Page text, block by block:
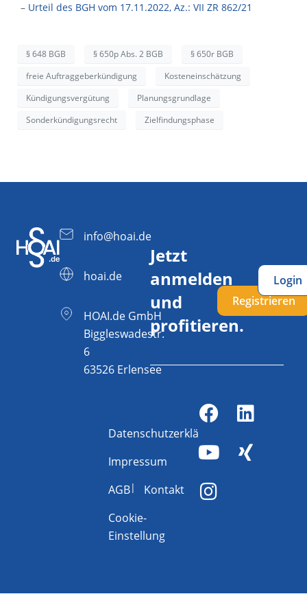
– Urteil des BGH vom 17.11.2022, Az.: VII ZR 862/21
§ 648 BGB § 650p Abs. 2 BGB
§ 650r BGB
freie Auftraggeberkündigung
Kosteneinschätzung
Kündigungsvergütung
Planungsgrundlage
Sonderkündigungsrecht
Zielfindungsphase
info@hoai.de
hoai.de
HOAI.de GmbH
Biggleswadestr.
6
63526 Erlensee
Jetzt
anmelden
und
profitieren.
Registrieren
Login
Datenschutzerklärung
Impressum
AGB
Kontakt
Cookie-
Einstellung